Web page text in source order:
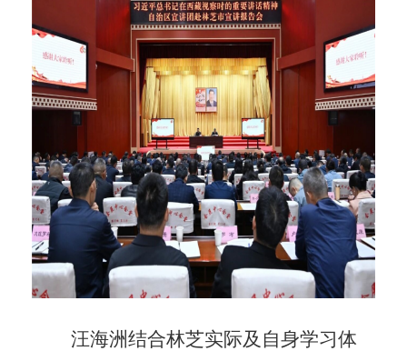
汪海洲结合林芝实际及自身学习体